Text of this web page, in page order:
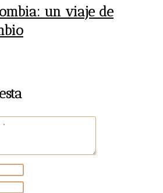
un viaje de